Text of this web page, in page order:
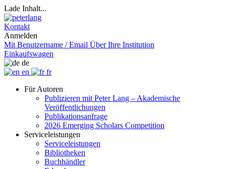
Lade Inhalt...
Kontakt
Anmelden
Mit Benutzername / Email Über Ihre Institution
Einkaufswagen
de
en
fr
Für Autoren
Publizieren mit Peter Lang – Akademische
Veröffentlichungen
Publikationsanfrage
2026 Emerging Scholars Competition
Serviceleistungen
Serviceleistungen
Bibliotheken
Buchhändler